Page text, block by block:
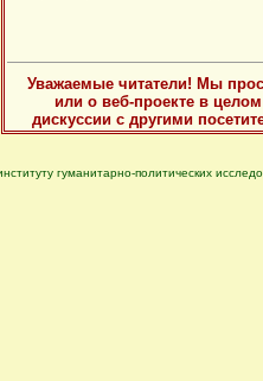
Уважаемые читатели! Мы
или о веб-проекте в
дискуссии с другими
гуманитарно-политических